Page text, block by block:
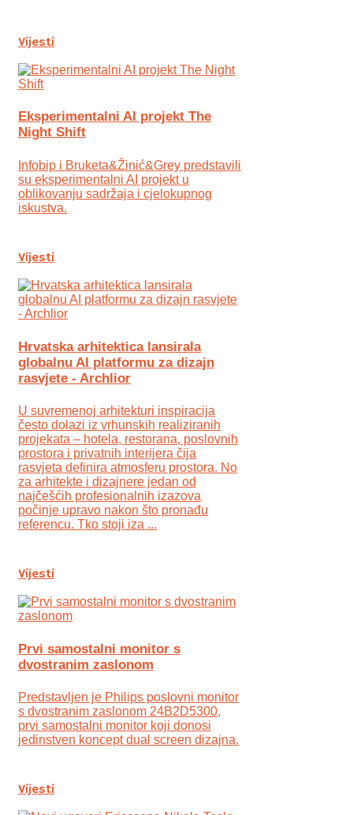
Vijesti
Eksperimentalni AI projekt The
Night Shift
Infobip i Bruketa&Žinić&Grey predstavili
su eksperimentalni AI projekt u
oblikovanju sadržaja i cjelokupnog
iskustva.
Vijesti
Hrvatska arhitektica lansirala
globalnu AI platformu za dizajn
rasvjete - Archlior
U suvremenoj arhitekturi inspiracija
često dolazi iz vrhunskih realiziranih
projekata – hotela, restorana, poslovnih
prostora i privatnih interijera čija
rasvjeta definira atmosferu prostora. No
za arhitekte i dizajnere jedan od
najčešćih profesionalnih izazova
počinje upravo nakon što pronađu
referencu. Tko stoji iza ...
Vijesti
Prvi samostalni monitor s
dvostranim zaslonom
Predstavljen je Philips poslovni monitor
s dvostranim zaslonom 24B2D5300,
prvi samostalni monitor koji donosi
jedinstven koncept dual screen dizajna.
Vijesti